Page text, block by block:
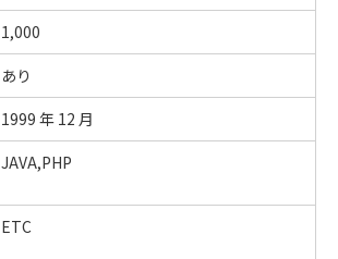
1,000
あり
1999 年 12 月
JAVA,PHP
ETC